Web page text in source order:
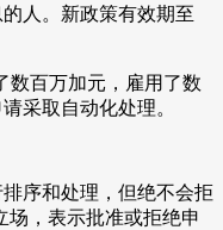
人。新政策有效期至
数百万加元，雇用了数
采取自动化处理。
序和处理，但绝不会拒
场，表示批准或拒绝申